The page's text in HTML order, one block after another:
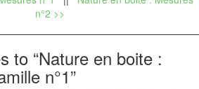
n°2 >>
to “Nature en boite :
n°1”